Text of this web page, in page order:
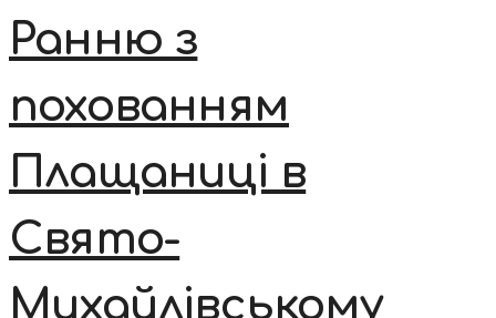
Ранню з
похованням
Плащаниці в
Свято-
Михайлівському